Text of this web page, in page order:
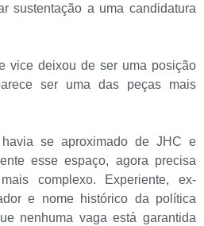
sustentação a uma candidatura
vice deixou de ser uma posição
ser uma das peças mais
se aproximado de JHC e
esse espaço, agora precisa
complexo. Experiente, ex-
e nome histórico da política
nenhuma vaga está garantida